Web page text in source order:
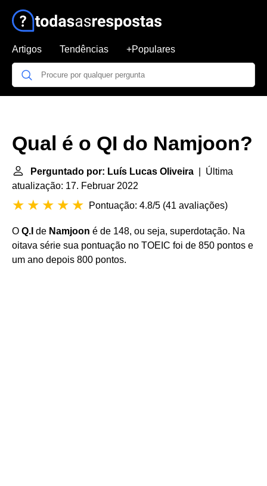
Artigos Tendências +Populares
Qual é o QI do Namjoon?
Perguntado por: Luís Lucas Oliveira | Última
atualização: 17. Februar 2022
Pontuação: 4.8/5 (41 avaliações)
O Q.I de Namjoon é de 148, ou seja, superdotação. Na
oitava série sua pontuação no TOEIC foi de 850 pontos e
um ano depois 800 pontos.